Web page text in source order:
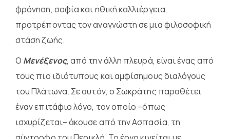
φρόνηση, σοφία και ηθική καλλιέργεια,
προτρέποντας τον αναγνώστη σε μια φιλοσοφική
στάση ζωής.
Ο Μενέξενος, από την άλλη πλευρά, είναι ένας από
τους πιο ιδιότυπους και αμφίσημους διαλόγους
του Πλάτωνα. Σε αυτόν, ο Σωκράτης παραθέτει
έναν επιτάφιο λόγο, τον οποίο –όπως
ισχυρίζεται– άκουσε από την Ασπασία, τη